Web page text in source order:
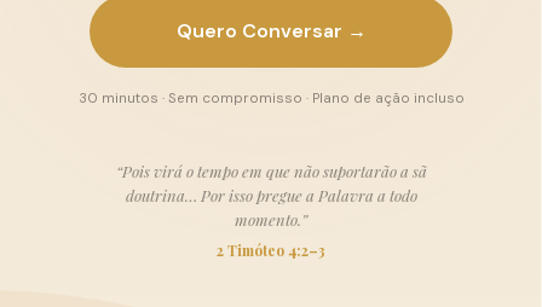
Quero Conversar →
30 minutos · Sem compromisso · Plano de ação incluso
“Pois virá o tempo em que não suportarão a sã
doutrina… Por isso pregue a Palavra a todo
momento.”
2 Timóteo 4:2–3